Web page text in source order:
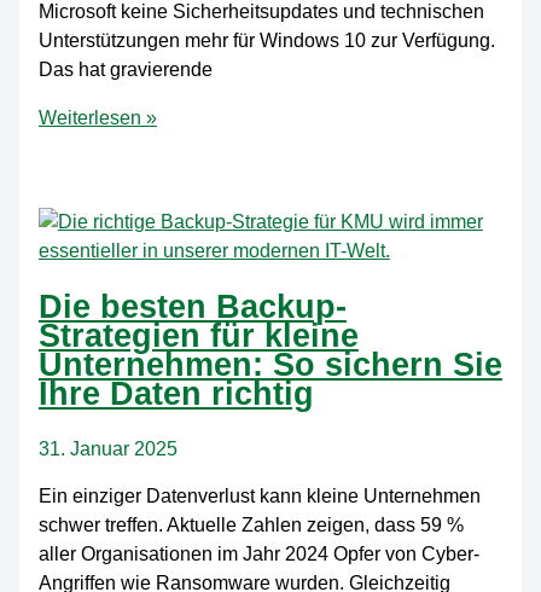
Microsoft keine Sicherheitsupdates und technischen
Unterstützungen mehr für Windows 10 zur Verfügung.
Das hat gravierende
Support-
Windows
10:
Warum
KMU
jetzt
handeln
müssen
Weiterlesen »
Die besten Backup-
Strategien für kleine
Unternehmen: So sichern Sie
Ihre Daten richtig
31. Januar 2025
Ein einziger Datenverlust kann kleine Unternehmen
schwer treffen. Aktuelle Zahlen zeigen, dass 59 %
aller Organisationen im Jahr 2024 Opfer von Cyber-
Angriffen wie Ransomware wurden. Gleichzeitig